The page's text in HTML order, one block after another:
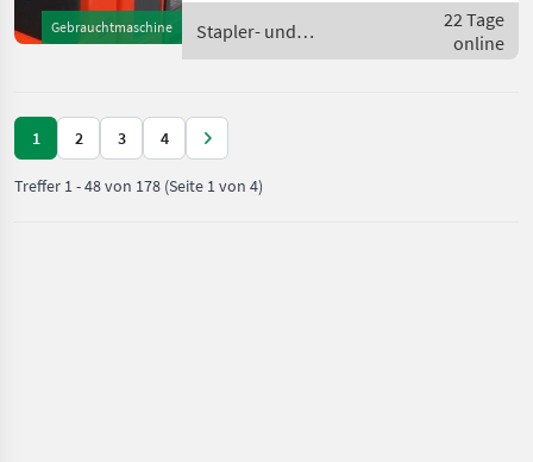
Gebrauchtmaschine
mit Sch
Stapler- und
Lagertechnik / Linde
22 Tage
online
1 2 3 4
Treffer 1-48von 178 (Seite 1 von 4)